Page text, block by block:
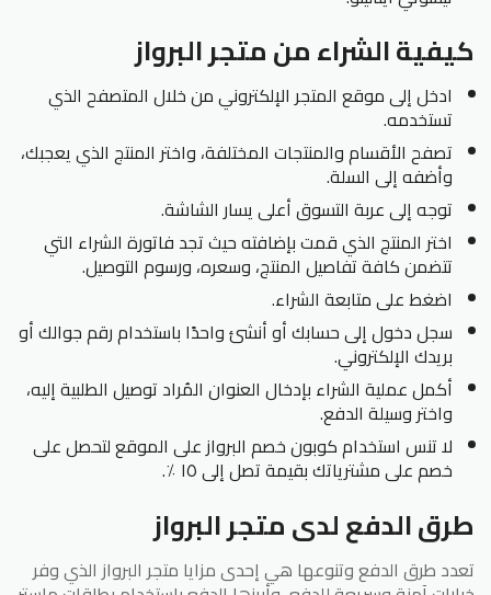
كيفية الشراء من متجر البرواز
ادخل إلى موقع المتجر الإلكتروني من خلال المتصفح الذي
تستخدمه.
تصفح الأقسام والمنتجات المختلفة، واختر المنتج الذي يعجبك،
وأضفه إلى السلة.
توجه إلى عربة التسوق أعلى يسار الشاشة.
اختر المنتج الذي قمت بإضافته حيث تجد فاتورة الشراء التي
تتضمن كافة تفاصيل المنتج، وسعره، ورسوم التوصيل.
اضغط على متابعة الشراء.
سجل دخول إلى حسابك أو أنشئ واحدًا باستخدام رقم جوالك أو
بريدك الإلكتروني.
أكمل عملية الشراء بإدخال العنوان المُراد توصيل الطلبية إليه،
واختر وسيلة الدفع.
لا تنس استخدام كوبون خصم البرواز على الموقع لتحصل على
خصم على مشترياتك بقيمة تصل إلى ١٥ ٪.
طرق الدفع لدى متجر البرواز
تعدد طرق الدفع وتنوعها هي إحدى مزايا متجر البرواز الذي وفر